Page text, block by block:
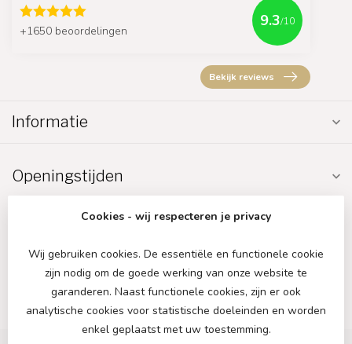
+1650 beoordelingen
9.3/10
Bekijk reviews
Informatie
Openingstijden
Cookies - wij respecteren je privacy
Wij gebruiken cookies. De essentiële en functionele cookie
zijn nodig om de goede werking van onze website te
garanderen. Naast functionele cookies, zijn er ook
analytische cookies voor statistische doeleinden en worden
enkel geplaatst met uw toestemming.